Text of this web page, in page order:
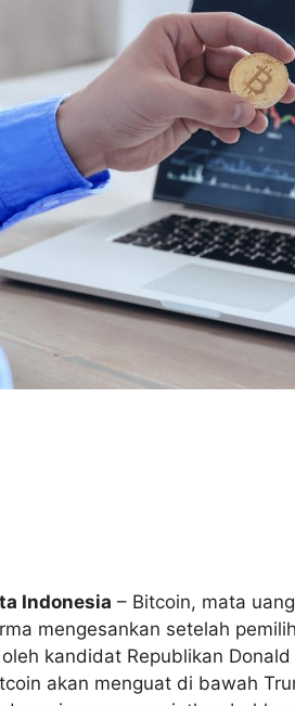
Indonesia – Bitcoin, mata
mengesankan setelah
kandidat Republikan
akan menguat di bawah